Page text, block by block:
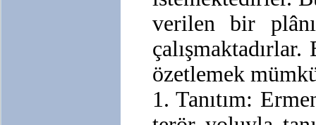
verilen bir
çalışmaktadırlar.
özetlemek
1. Tanıtım: